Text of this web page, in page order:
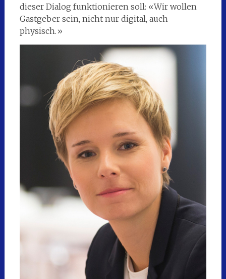
dieser Dialog funktionieren soll: «Wir wollen
Gastgeber sein, nicht nur digital, auch
physisch.»